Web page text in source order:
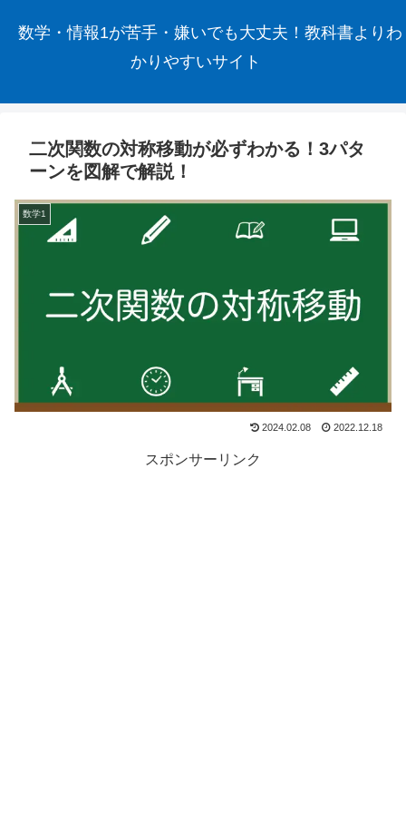
数学・情報1が苦手・嫌いでも大丈夫！教科書よりわ
かりやすいサイト
二次関数の対称移動が必ずわかる！3パタ
ーンを図解で解説！
数学1
2024.02.08 2022.12.18
スポンサーリンク